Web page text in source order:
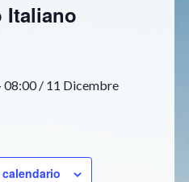
Italiano
08:00/ 11 Dicembre